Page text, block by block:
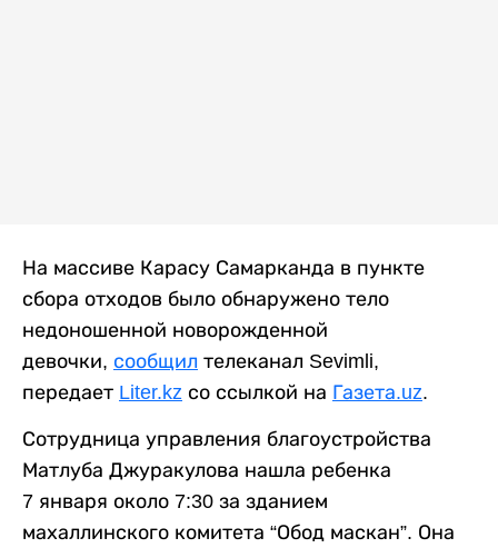
На массиве Карасу Самарканда в пункте
сбора отходов было обнаружено тело
недоношенной новорожденной
девочки, сообщил телеканал Sevimli,
передает Liter.kz со ссылкой на Газета.uz.
Сотрудница управления благоустройства
Матлуба Джуракулова нашла ребенка
7 января около 7:30 за зданием
махаллинского комитета “Обод маскан”. Она